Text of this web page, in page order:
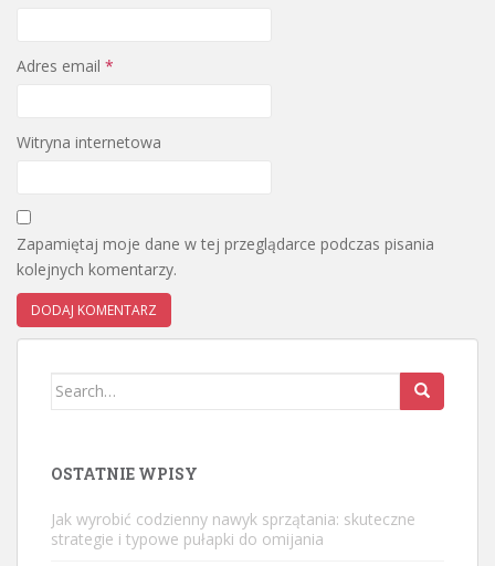
Adres email *
Witryna internetowa
Zapamiętaj moje dane w tej przeglądarce podczas pisania
kolejnych komentarzy.
Search
OSTATNIE WPISY
Jak wyrobić codzienny nawyk sprzątania: skuteczne
strategie i typowe pułapki do omijania